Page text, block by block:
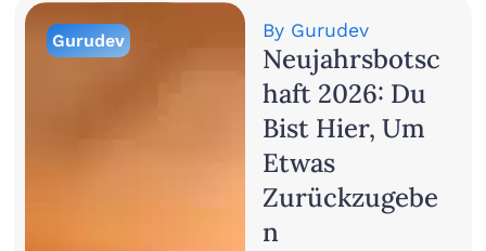
Gurudev By Gurudev
Neujahrsbotsc
Haft 2026: Du
Bist Hier, Um
Etwas
Zurückzugebe
N